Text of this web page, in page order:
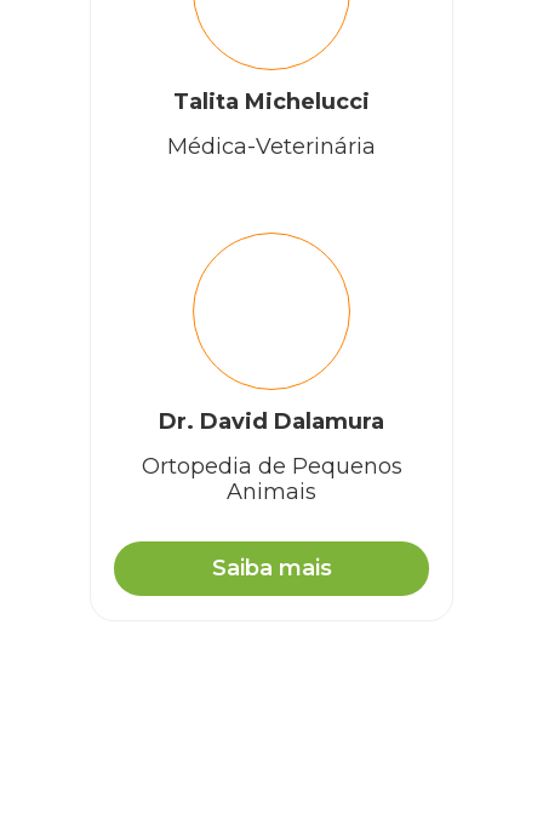
Talita Michelucci
Médica-Veterinária
Dr. David Dalamura
Ortopedia de Pequenos
Animais
Saiba mais